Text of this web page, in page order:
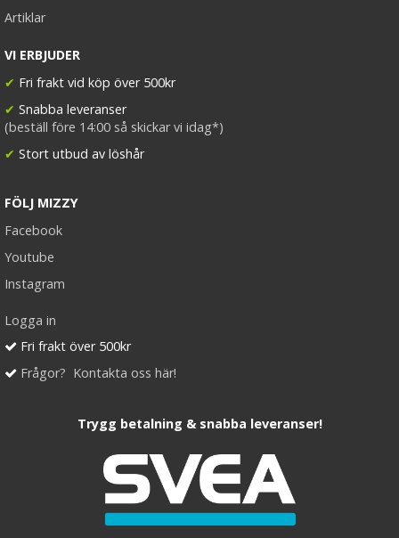
Artiklar
VI ERBJUDER
✔ Fri frakt vid köp över 500kr
✔ Snabba leveranser
(beställ före 14:00 så skickar vi idag*)
✔ Stort utbud av löshår
FÖLJ MIZZY
Facebook
Youtube
Instagram
Logga in
Fri frakt över 500kr
Frågor? Kontakta oss här!
Trygg betalning & snabba leveranser!